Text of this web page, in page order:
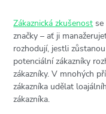
Zákaznická zkušenost
značky – ať ji
rozhodují, jestli
potenciální zákazníky
zákazníky. V mnohých
zákazníka udělat
zákazníka.